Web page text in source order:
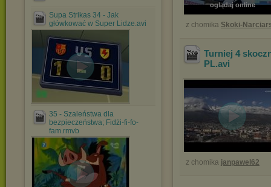
Supa Strikas 34 - Jak
główkować w Super Lidze.avi
35 - Szaleństwa dla
bezpieczeństwa; Fidżi-fi-fo-
fam.rmvb
oglądaj online
z chomika Skoki-
Turniej 4
PL.avi
z chomika janpawel62